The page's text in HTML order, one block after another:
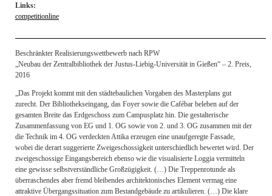
Links:
competitionline
Beschränkter Realisierungswettbewerb nach RPW
„Neubau der Zentralbibliothek der Justus-Liebig-Universität in Gießen“ – 2. Preis,
2016
„Das Projekt kommt mit den städtebaulichen Vorgaben des Masterplans gut
zurecht. Der Bibliothekseingang, das Foyer sowie die Cafébar beleben auf der
gesamten Breite das Erdgeschoss zum Campusplatz hin. Die gestalterische
Zusammenfassung von EG und 1. OG sowie von 2. und 3. OG zusammen mit der
die Technik im 4. OG verdeckten Attika erzeugen eine unaufgeregte Fassade,
wobei die derart suggerierte Zweigeschossigkeit unterschiedlich bewertet wird. Der
zweigeschossige Eingangsbereich ebenso wie die visualisierte Loggia vermitteln
eine gewisse selbstverständliche Großzügigkeit. (…) Die Treppenrotunde als
überraschendes aber fremd bleibendes architektonisches Element vermag eine
attraktive Übergangssituation zum Bestandgebäude zu artikulieren. (…) Die klare